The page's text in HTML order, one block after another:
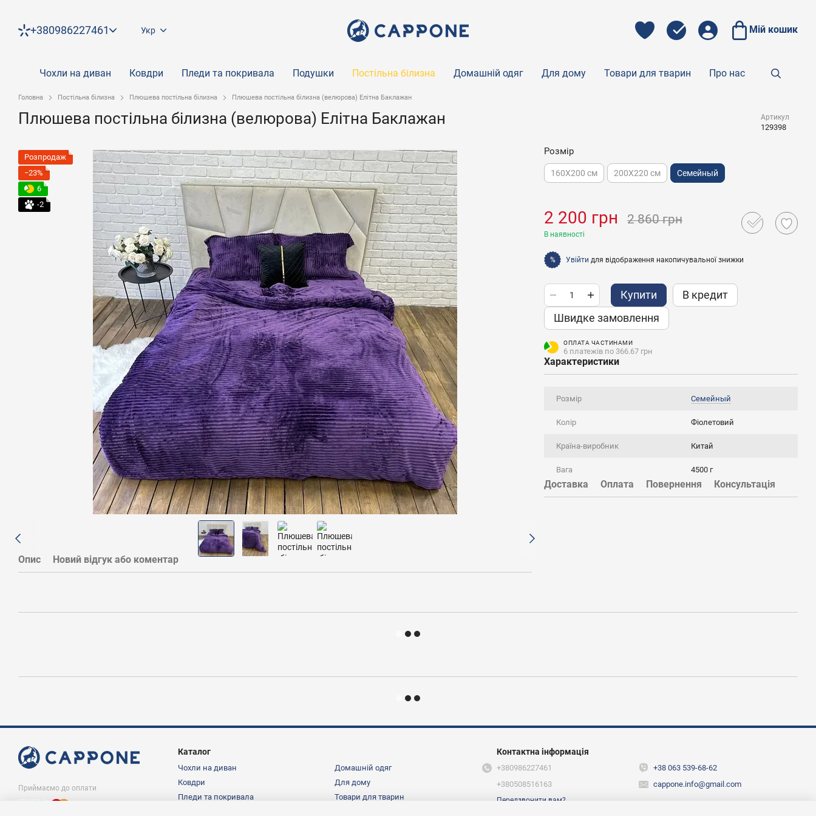
+380986227461 Укр Мій кошик
Чохли на диван Ковдри Пледи та покривала Подушки Постільна білизна Домашній одяг Для дому Товари для тварин Про нас
Головна Постільна білизна Плюшева постільна білизна Плюшева постільна білизна (велюрова) Елітна Баклажан
Плюшева постільна білизна (велюрова) Елітна Баклажан Артикул
129398
Розпродаж
−23%
6
-2
Опис Новий відгук або коментар
Розмір
160X200 см 200X220 см Семейный
2 200 грн 2 860 грн
В наявності
% Увійти для відображення накопичувальної знижки
Купити
В кредит
Швидке замовлення
ОПЛАТА ЧАСТИНАМИ
6 платежів по 366.67 грн
Характеристики
Розмір Семейный
Колір Фіолетовий
Країна-виробник Китай
Вага 4500 г
Доставка Оплата Повернення Консультація
Приймаємо до оплати
Каталог
Чохли на диван
Ковдри
Пледи та покривала
Домашній одяг
Для дому
Товари для тварин
Контактна інформація
+380986227461
+380508516163
Передзвонити вам?
+38 063 539-68-62
cappone.info@gmail.com